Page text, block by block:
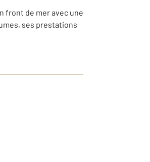
front de mer avec une
ses prestations